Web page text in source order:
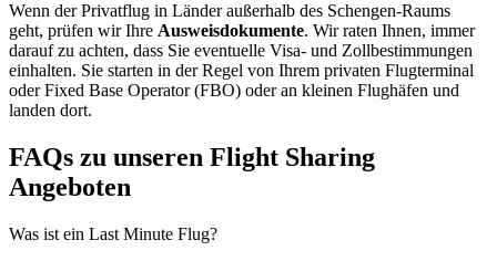
Wenn der Privatflug in Länder außerhalb des Schengen-Raums
geht, prüfen wir Ihre Ausweisdokumente. Wir raten Ihnen, immer
darauf zu achten, dass Sie eventuelle Visa- und Zollbestimmungen
einhalten. Sie starten in der Regel von Ihrem privaten Flugterminal
oder Fixed Base Operator (FBO) oder an kleinen Flughäfen und
landen dort.
FAQs zu unseren Flight Sharing
Angeboten
Was ist ein Last Minute Flug?